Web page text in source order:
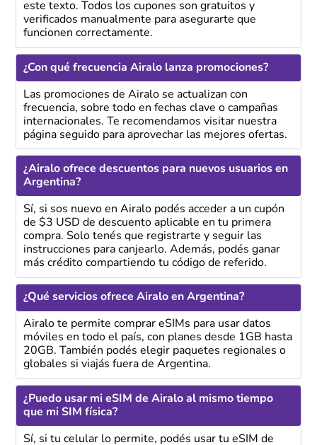
este texto. Todos los cupones son gratuitos y
verificados manualmente para asegurarte que
funcionen correctamente.
¿Con qué frecuencia Airalo lanza promociones?
Las promociones de Airalo se actualizan con
frecuencia, sobre todo en fechas clave o campañas
internacionales. Te recomendamos visitar nuestra
página seguido para aprovechar las mejores ofertas.
¿Airalo ofrece descuentos para nuevos usuarios en
Argentina?
Sí, si sos nuevo en Airalo podés acceder a un cupón
de $3 USD de descuento aplicable en tu primera
compra. Solo tenés que registrarte y seguir las
instrucciones para canjearlo. Además, podés ganar
más crédito compartiendo tu código de referido.
¿Qué servicios ofrece Airalo en Argentina?
Airalo te permite comprar eSIMs para usar datos
móviles en todo el país, con planes desde 1GB hasta
20GB. También podés elegir paquetes regionales o
globales si viajás fuera de Argentina.
¿Puedo usar mi eSIM de Airalo al mismo tiempo
que mi SIM física?
Sí, si tu celular lo permite, podés usar tu eSIM de